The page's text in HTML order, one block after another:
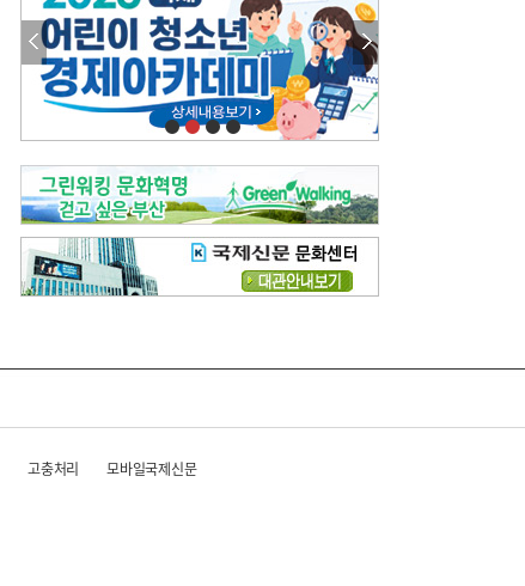
한 손 뉴스[전체보기]
골목 맛집 발굴 고메 셀렉션…부산시, 페스티벌 시월 연계
이란 공습 경고·취소 되풀이…오락가락 트럼프 비꼰 ‘타코’
오늘의 날씨-[전체보기]
오늘의 날씨- 2026년 8월 6일
오늘의 날씨- 2026년 8월 5일
우리 결혼해요-[전체보기]
우리 결혼해요- 김홍윤·정세빈 커플
고충처리
모바일국제신문